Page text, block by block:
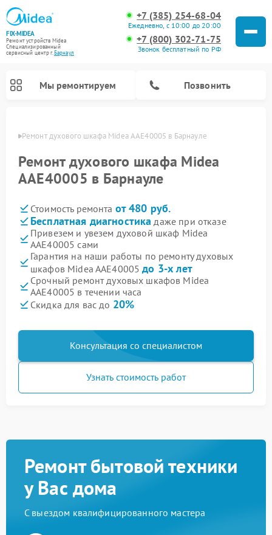
FIX-MIDEA
Ремонт устройств Midea
Специализированный
cервисный центр г.Барнаул
+7 (385) 254-68-04
Ежедневно, с 10:00 до 20:00
+7 (800) 302-71-75
Звонок бесплатный по РФ
Мы ремонтируем Позвонить
Ремонт духового шкафа Midea AAE40005 в Барнауле
Ремонт духового шкафа Midea
AAE40005 в Барнауле
Стоимость ремонта от 480 руб.
Бесплатная диагностика даже при отказе
Привезем и увезем духовой шкаф Midea
AAE40005 сами
Гарантия на наши работы по ремонту духовых
шкафов Midea AAE40005до 3-х лет
Срочный ремонт духовых шкафов Midea
AAE40005 в течении часа
Скидка для вас до 20%
Консультация со специалистом
Узнать стоимость работ
Ремонт бытовой техники
у Вас дома
С выездом квалифицированного мастера